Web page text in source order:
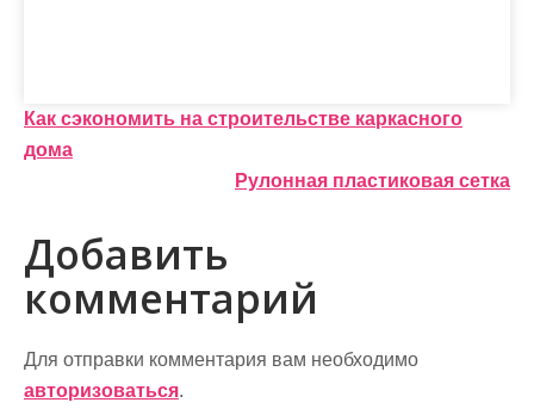
Н
а
и
г
а
ц
Как сэкономить на строительстве каркасного
дома
Рулонная пластиковая сетка
Добавить
комментарий
Для отправки комментария вам необходимо
авторизоваться.